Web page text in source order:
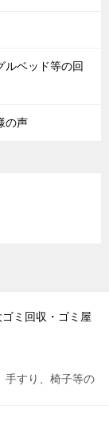
ルベッド等の回
の声
ミ回収・ゴミ屋
手すり、椅子等の